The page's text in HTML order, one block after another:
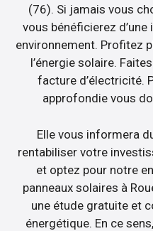
(76). Si jamais vous
vous bénéficierez
environnement. Profitez
l’énergie solaire.
facture d’électricité.
approfondie vous
Elle vous informera
rentabiliser votre
et optez pour notre
panneaux solaires à
une étude gratuite et
énergétique. En ce